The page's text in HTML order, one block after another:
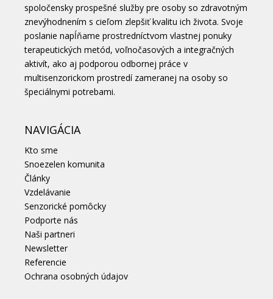
spoločensky prospešné služby pre osoby so zdravotným
znevýhodnením s cieľom zlepšiť kvalitu ich života. Svoje
poslanie napĺňame prostredníctvom vlastnej ponuky
terapeutických metód, voľnočasových a integračných
aktivít, ako aj podporou odbornej práce v
multisenzorickom prostredí zameranej na osoby so
špeciálnymi potrebami.
NAVIGÁCIA
Kto sme
Snoezelen komunita
Články
Vzdelávanie
Senzorické pomôcky
Podporte nás
Naši partneri
Newsletter
Referencie
Ochrana osobných údajov